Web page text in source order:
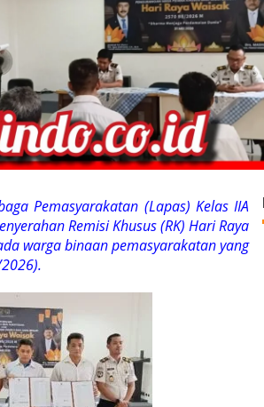
Pemasyarakatan (Lapas) Kelas IIA
Remisi Khusus (RK) Hari Raya
warga binaan pemasyarakatan yang